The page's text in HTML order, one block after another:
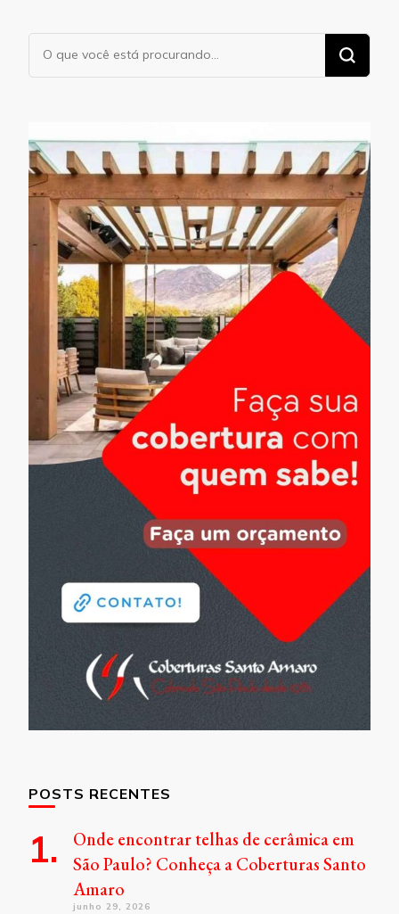
POSTS RECENTES
Onde encontrar telhas de cerâmica em
São Paulo? Conheça a Coberturas Santo
Amaro
junho 29, 2026